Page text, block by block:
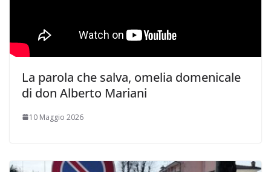
La parola che salva, omelia domenicale
di don Alberto Mariani
10 Maggio 2026